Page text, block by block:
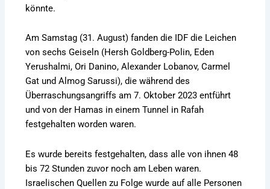
könnte.
Am Samstag (31. August) fanden die IDF die Leichen
von sechs Geiseln (Hersh Goldberg-Polin, Eden
Yerushalmi, Ori Danino, Alexander Lobanov, Carmel
Gat und Almog Sarussi), die während des
Überraschungsangriffs am 7. Oktober 2023 entführt
und von der Hamas in einem Tunnel in Rafah
festgehalten worden waren.
Es wurde bereits festgehalten, dass alle von ihnen 48
bis 72 Stunden zuvor noch am Leben waren.
Israelischen Quellen zu Folge wurde auf alle Personen